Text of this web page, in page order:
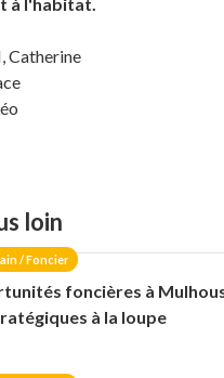
Catherine
loin
/ Foncier
foncières à
à la loupe